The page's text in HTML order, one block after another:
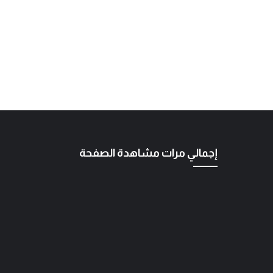
إجمالي مرات مشاهدة الصفحة